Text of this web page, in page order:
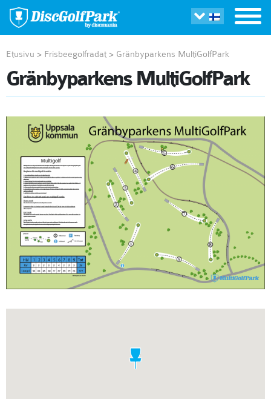
Etusivu > Frisbeegolfradat > Gränbyparkens MultiGolfPark
Gränbyparkens MultiGolfPark